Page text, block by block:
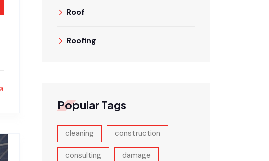
Roof
Roofing
Popular Tags
cleaning construction
consulting damage